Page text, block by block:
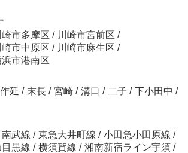
崎市多摩区 / 川崎市宮前区 /
崎市中原区 / 川崎市麻生区 /
浜市港南区
延 / 末長 / 宮崎 / 溝口 / 二子 / 下小田中 /
南武線 / 東急大井町線 / 小田急小田原線 /
黒線 / 横須賀線 / 湘南新宿ライン宇須 /